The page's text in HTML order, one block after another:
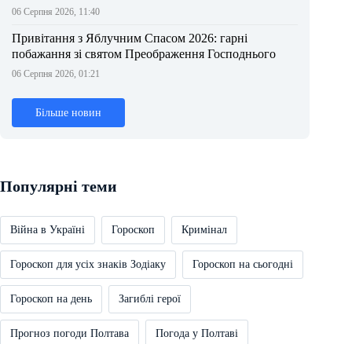
06 Серпня 2026, 11:40
Привітання з Яблучним Спасом 2026: гарні
побажання зі святом Преображення Господнього
06 Серпня 2026, 01:21
Більше новин
Популярні теми
Війна в Україні Гороскоп Кримінал
Гороскоп для усіх знаків Зодіаку Гороскоп на сьогодні
Гороскоп на день Загиблі герої
Прогноз погоди Полтава Погода у Полтаві